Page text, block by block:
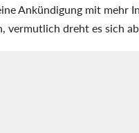
Ankündigung mit mehr
vermutlich dreht es sich